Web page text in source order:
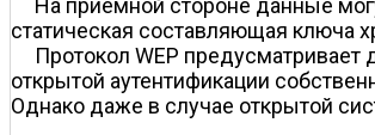
На приемной стороне данные
статическая составляющая ключа
Протокол WEP
открытой аутентификации
Однако даже в случае открытой